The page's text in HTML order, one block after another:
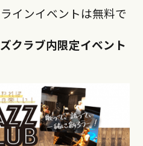
インイベントは無料で
クラブ内限定イベント